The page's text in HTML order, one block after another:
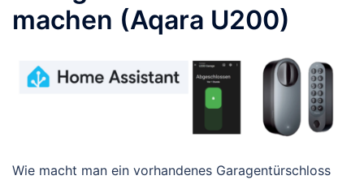
machen (Aqara U200)
Wie macht man ein vorhandenes Garagentürschloss